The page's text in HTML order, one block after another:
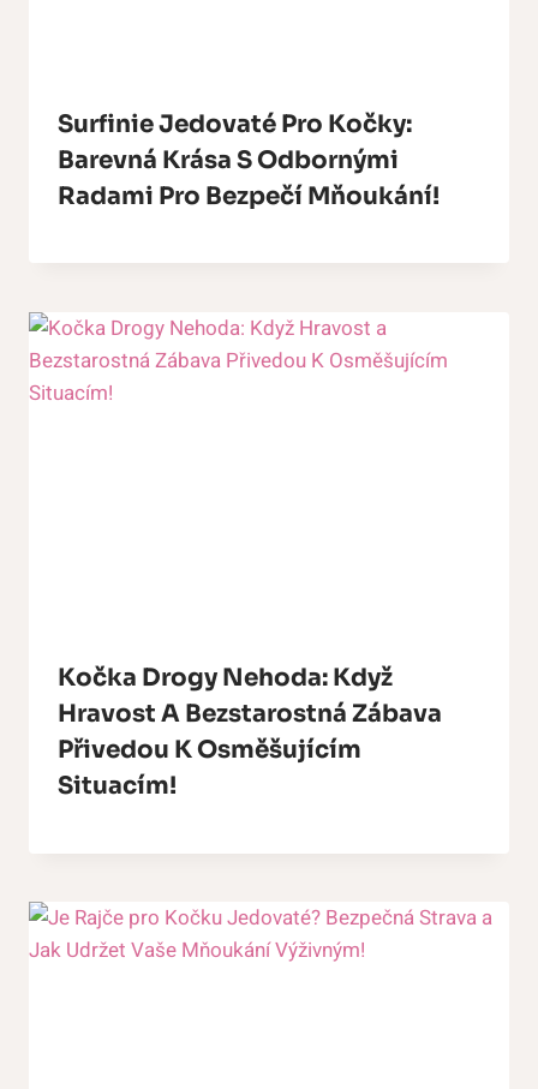
Surfinie Jedovaté Pro Kočky:
Barevná Krása S Odbornými
Radami Pro Bezpečí Mňoukání!
Kočka Drogy Nehoda: Když
Hravost A Bezstarostná Zábava
Přivedou K Osměšujícím
Situacím!